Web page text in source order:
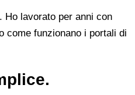
lavorato per anni con
come funzionano i portali di